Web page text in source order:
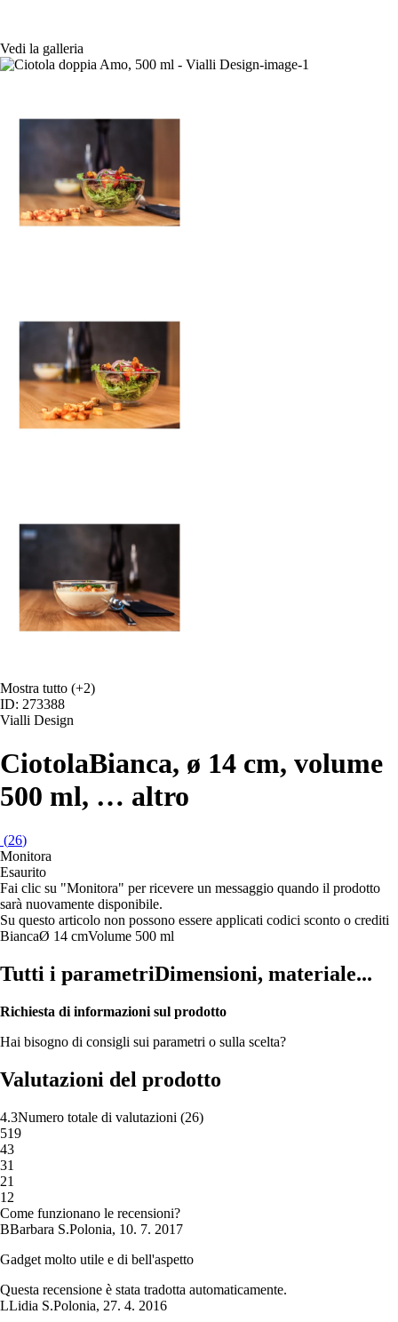
Vedi la galleria
Mostra tutto (+2)
ID: 273388
Vialli Design
CiotolaBianca, ø 14 cm, volume
500 ml, … altro
(26)
Monitora
Esaurito
Fai clic su "Monitora" per ricevere un messaggio quando il prodotto
sarà nuovamente disponibile.
Su questo articolo non possono essere applicati codici sconto o crediti
BiancaØ 14 cmVolume 500 ml
Tutti i parametriDimensioni, materiale...
Richiesta di informazioni sul prodotto
Hai bisogno di consigli sui parametri o sulla scelta?
Valutazioni del prodotto
4.3Numero totale di valutazioni (26)
519
43
31
21
1 2
Come funzionano le recensioni?
BBarbara S.Polonia, 10. 7. 2017
Gadget molto utile e di bell'aspetto
Questa recensione è stata tradotta automaticamente.
LLidia S.Polonia, 27. 4. 2016